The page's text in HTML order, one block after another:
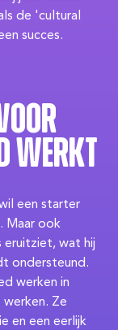
de 'cultural
succes.
werkt
een starter
Maar ook
eruitziet, wat hij
ondersteund.
werken in
Ze
en een eerlijk